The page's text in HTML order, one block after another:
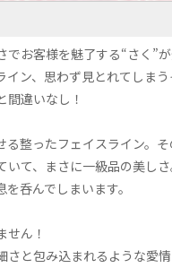
お客様を魅了する“さく”が
イン、思わず見とれてしま
違いなし！
整ったフェイスライン。そ
て、まさに一級品の美し
呑んでしまいます。
ん！
と包み込まれるような愛